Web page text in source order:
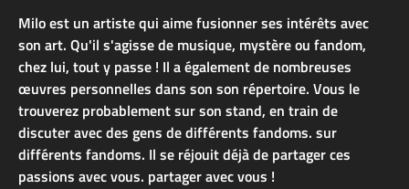
Milo est un artiste qui aime fusionner ses intérêts avec
son art. Qu'il s'agisse de musique, mystère ou fandom,
chez lui, tout y passe ! Il a également de nombreuses
œuvres personnelles dans son son répertoire. Vous le
trouverez probablement sur son stand, en train de
discuter avec des gens de différents fandoms. sur
différents fandoms. Il se réjouit déjà de partager ces
passions avec vous. partager avec vous !